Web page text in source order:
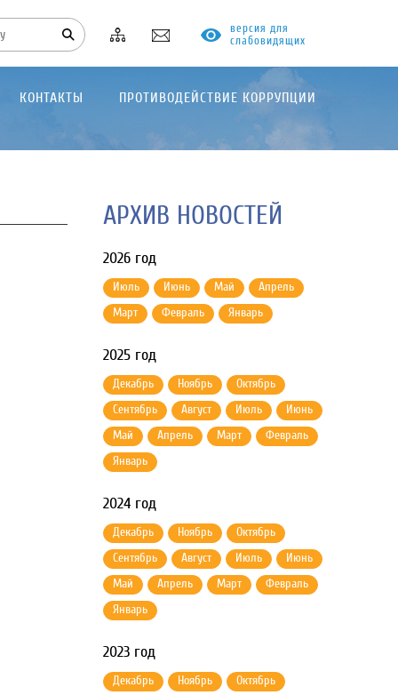
версия для
слабовидящих
КОНТАКТЫ ПРОТИВОДЕЙСТВИЕ КОРРУПЦИИ
АРХИВ НОВОСТЕЙ
2026 год
Июль Июнь Май
Апрель
Март
Февраль Январь
2025 год
Декабрь Ноябрь
Октябрь
Сентябрь
Август Июль
Июнь
Май
Апрель Март
Февраль
Январь
2024 год
Декабрь Ноябрь
Октябрь
Сентябрь
Август Июль
Июнь
Май
Апрель Март
Февраль
Январь
2023 год
Декабрь Ноябрь
Октябрь